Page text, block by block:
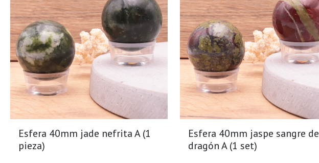
Esfera 40mm jade nefrita A (1
pieza)
Esfera 40mm jaspe sangre de
dragón A (1 set)